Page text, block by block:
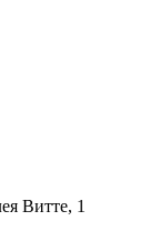
Витте, 1